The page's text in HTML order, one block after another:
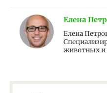
Елена
Елена
животных и